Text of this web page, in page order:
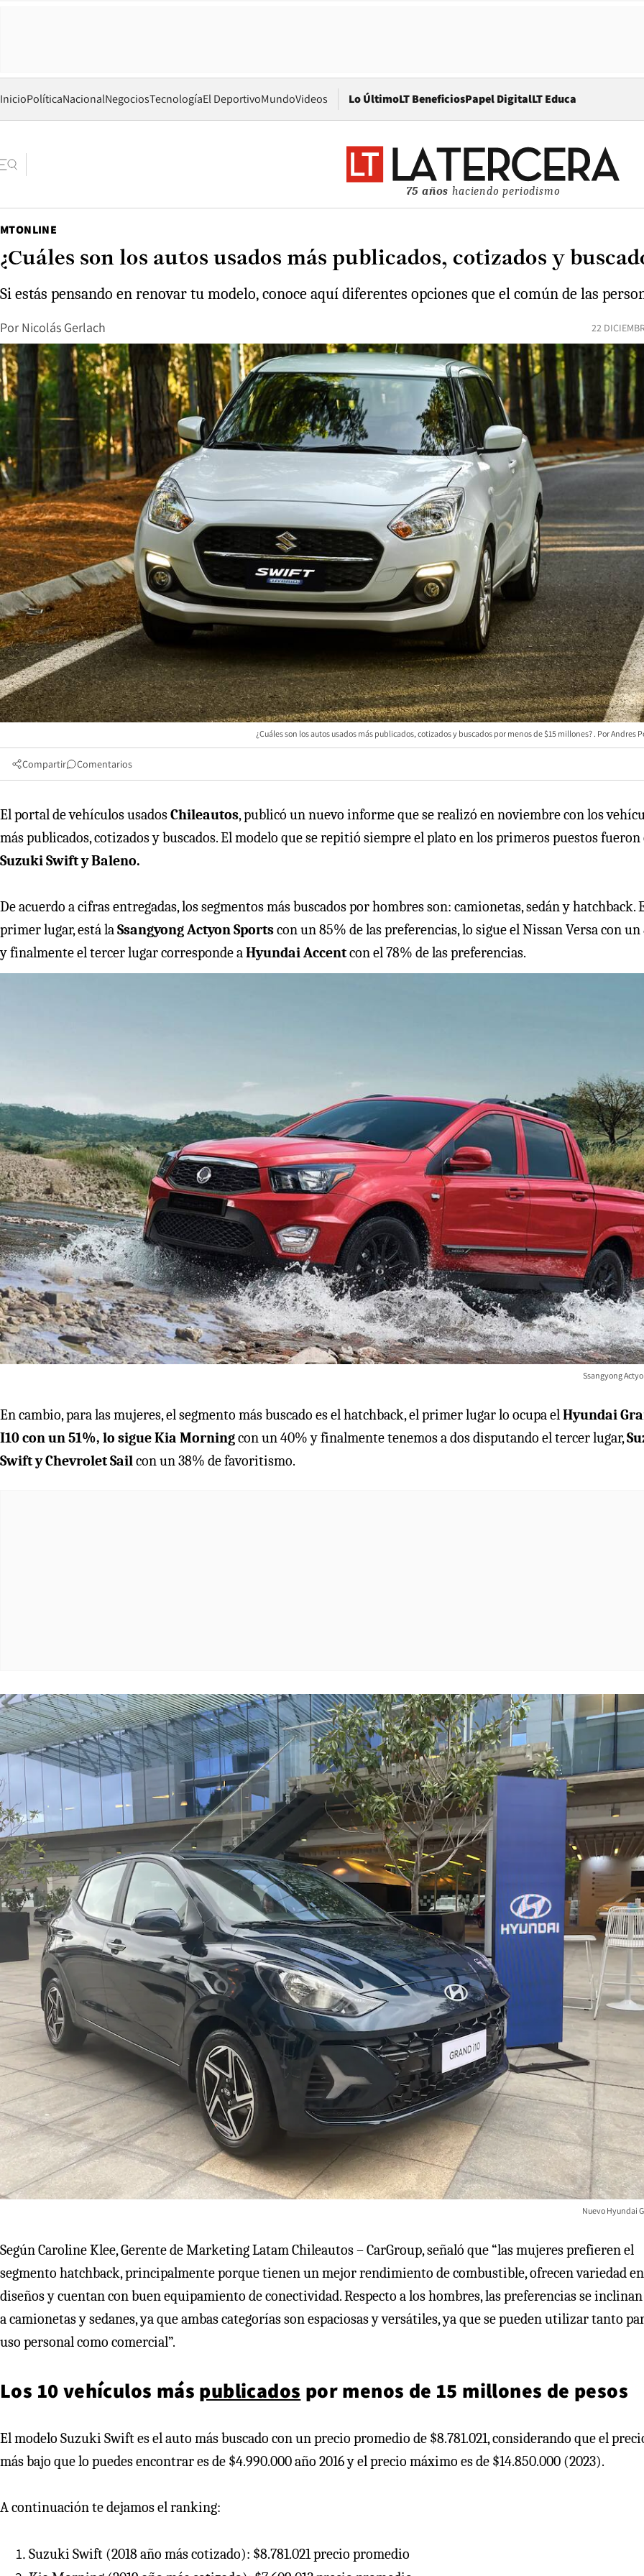
InicioPolíticaNacionalNegociosTecnologíaEl DeportivoMundoVideos Lo ÚltimoLT BeneficiosPapel DigitalOpens in new window
LT Educa
75 años haciendo periodismo
MTONLINE
¿Cuáles son los autos usados más publicados, cotizados y
Si estás pensando en renovar tu modelo, conoce aquí diferentes opciones que el común de las
Por Nicolás Gerlach 22
¿Cuáles son los autos usados más publicados, cotizados y buscados por menos de $15 millones? Andres
Compartir Comentarios
El portal de vehículos usadosChileautos, publicó un nuevo informe que se realizó en noviembre con los
más publicados, cotizados y buscados. El modelo que se repitió siempre el plato en los primeros puestos fueron
Suzuki Swift y Baleno.
De acuerdo a cifras entregadas, los segmentos más buscados por hombres son: camionetas, sedán y hatchback.
primer lugar, está laSsangyong Actyon Sportscon un 85% de las preferencias, lo sigue el Nissan Versa con un
y finalmente el tercer lugar corresponde aHyundai Accentcon el 78% de las preferencias.
Ssangyong
En cambio, para las mujeres, el segmento más buscado es el hatchback, el primer lugar lo ocupa elHyundai
I10 con un 51%, lo sigue Kia Morningcon un 40% y finalmente tenemos a dos disputando el tercer lugar,
Swift y Chevrolet Sailcon un 38% de favoritismo.
Nuevo Hyundai
Según Caroline Klee, Gerente de Marketing Latam Chileautos – CarGroup, señaló que “las mujeres prefieren el
segmento hatchback, principalmente porque tienen un mejor rendimiento de combustible, ofrecen variedad
diseños y cuentan con buen equipamiento de conectividad. Respecto a los hombres, las preferencias se
a camionetas y sedanes, ya que ambas categorías son espaciosas y versátiles, ya que se pueden utilizar tanto
uso personal como comercial”.
Los 10 vehículos más publicados por menos de 15 millones de pesos
El modelo Suzuki Swift es el auto más buscado con un precio promedio de $8.781.021, considerando que el
más bajo que lo puedes encontrar es de $4.990.000 año 2016 y el precio máximo es de $14.850.000 (2023).
A continuación te dejamos el ranking:
Suzuki Swift (2018 año más cotizado): $8.781.021 precio promedio